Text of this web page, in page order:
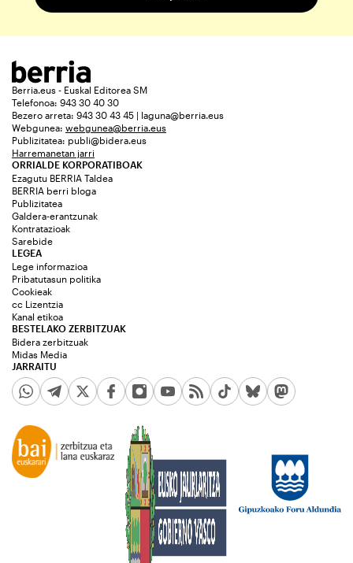
Berria.eus - Euskal Editorea SM
Telefonoa: 943 30 40 30
Bezero arreta: 943 30 43 45 | laguna@berria.eus
Webgunea: webgunea@berria.eus
Publizitatea: publi@bidera.eus
Harremanetan jarri
ORRIALDE KORPORATIBOAK
Ezagutu BERRIA Taldea
BERRIA berri bloga
Publizitatea
Galdera-erantzunak
Kontratazioak
Sarebide
JARRAITU
LEGEA
Lege informazioa
Pribatutasun politika
Cookieak
cc Lizentzia
Kanal etikoa
BESTELAKO ZERBITZUAK
Bidera zerbitzuak
Midas Media